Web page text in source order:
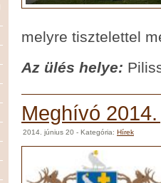
melyre tisztelettel
Az ülés helye:
Meghívó
2014. június 20 - Kategória: Hírek